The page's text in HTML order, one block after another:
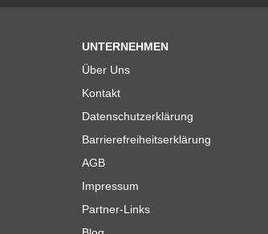
UNTERNEHMEN
Über Uns
Kontakt
Datenschutzerklärung
Barrierefreiheitserklärung
AGB
Impressum
Partner-Links